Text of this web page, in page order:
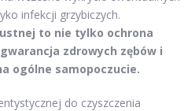
infekcji grzybiczych.
to nie tylko ochrona
zdrowych zębów i
ogólne samopoczucie.
do czyszczenia